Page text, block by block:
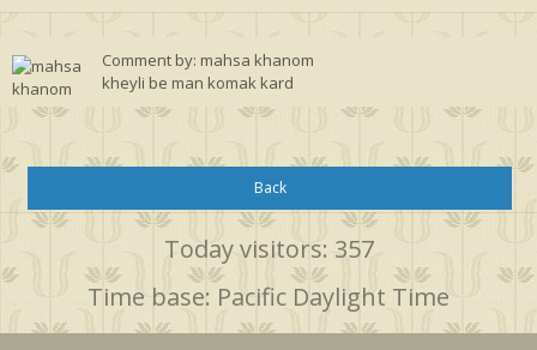
Comment by: mahsa khanom
kheyli be man komak kard
Back
Today visitors: 357
Time base: Pacific Daylight Time